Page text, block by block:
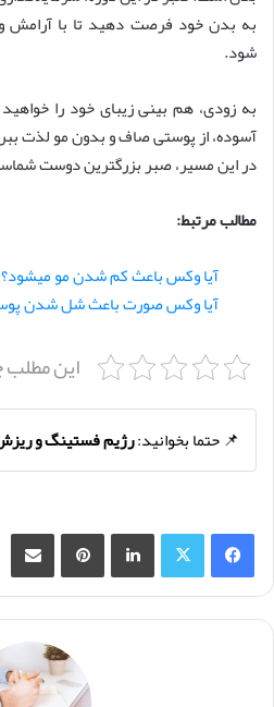
به بدن خود فرصت دهید تا با
شود.
به زودی، هم بینی زیبای خود را
آسوده، از پوستی صاف و بدون مو لذت
در این مسیر، صبر بزرگترین دوست
مطالب مرتبط:
آیا وکس باعث کم شدن مو میشود؟
آیا وکس صورت باعث شل شدن
این مطلب
📌 حتما بخوانید:رژیم فستینگ و
فیس بوک X لینکدین ‫پین‌ترست